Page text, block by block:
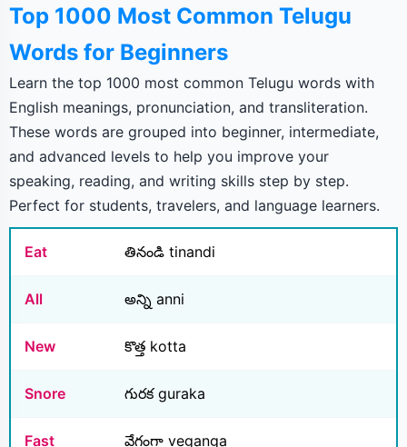
Top 1000 Most Common Telugu
Words for Beginners
Learn the top 1000 most common Telugu words with
English meanings, pronunciation, and transliteration.
These words are grouped into beginner, intermediate,
and advanced levels to help you improve your
speaking, reading, and writing skills step by step.
Perfect for students, travelers, and language learners.
Eat తినండి tinandi
All అన్ని anni
New కొత్త kotta
Snore గురక guraka
Fast వేగంగా veganga